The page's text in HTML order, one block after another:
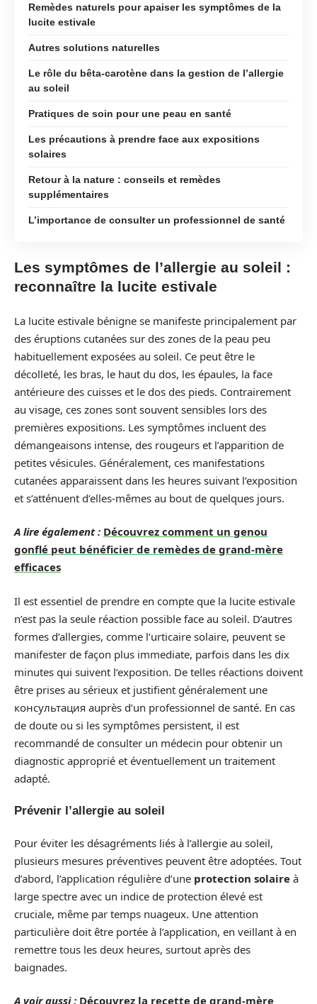
Remèdes naturels pour apaiser les symptômes de la
lucite estivale
Autres solutions naturelles
Le rôle du bêta-carotène dans la gestion de l’allergie
au soleil
Pratiques de soin pour une peau en santé
Les précautions à prendre face aux expositions
solaires
Retour à la nature : conseils et remèdes
supplémentaires
L’importance de consulter un professionnel de santé
Les symptômes de l’allergie au soleil :
reconnaître la lucite estivale
La lucite estivale bénigne se manifeste principalement par
des éruptions cutanées sur des zones de la peau peu
habituellement exposées au soleil. Ce peut être le
décolleté, les bras, le haut du dos, les épaules, la face
antérieure des cuisses et le dos des pieds. Contrairement
au visage, ces zones sont souvent sensibles lors des
premières expositions. Les symptômes incluent des
démangeaisons intense, des rougeurs et l’apparition de
petites vésicules. Généralement, ces manifestations
cutanées apparaissent dans les heures suivant l’exposition
et s’atténuent d’elles-mêmes au bout de quelques jours.
A lire également : Découvrez comment un genou
gonflé peut bénéficier de remèdes de grand-mère
efficaces
Il est essentiel de prendre en compte que la lucite estivale
n’est pas la seule réaction possible face au soleil. D’autres
formes d’allergies, comme l’urticaire solaire, peuvent se
manifester de façon plus immediate, parfois dans les dix
minutes qui suivent l’exposition. De telles réactions doivent
être prises au sérieux et justifient généralement une
консультация auprès d’un professionnel de santé. En cas
de doute ou si les symptômes persistent, il est
recommandé de consulter un médecin pour obtenir un
diagnostic approprié et éventuellement un traitement
adapté.
Prévenir l’allergie au soleil
Pour éviter les désagréments liés à l’allergie au soleil,
plusieurs mesures préventives peuvent être adoptées. Tout
d’abord, l’application régulière d’une protection solaire à
large spectre avec un indice de protection élevé est
cruciale, même par temps nuageux. Une attention
particulière doit être portée à l’application, en veillant à en
remettre tous les deux heures, surtout après des
baignades.
A voir aussi : Découvrez la recette de grand-mère